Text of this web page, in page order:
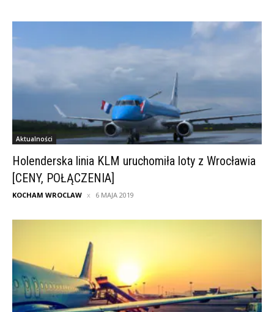
Aktualności
Holenderska linia KLM uruchomiła loty z Wrocławia
[CENY, POŁĄCZENIA]
KOCHAM WROCLAW 6 MAJA 2019